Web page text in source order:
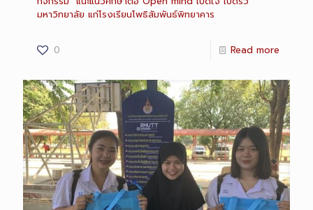
มหาวิทยาลัย แก่โรงเรียนโพธิสัมพันธ์พิทยาคาร
0 Read more